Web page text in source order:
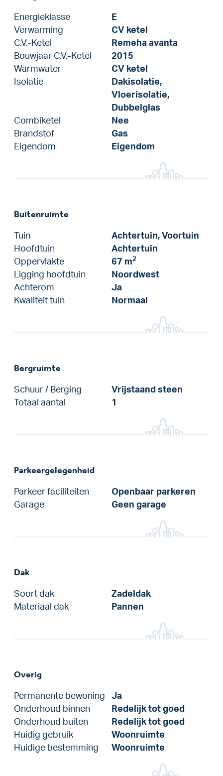
Energieklasse
E
Verwarming
CV ketel
C.V.-Ketel
Remeha avanta
Bouwjaar C.V.-Ketel
2015
Warmwater
CV ketel
Isolatie
Dakisolatie,
Vloerisolatie,
Dubbelglas
Combiketel
Nee
Brandstof
Gas
Eigendom
Eigendom
Buitenruimte
Tuin
Achtertuin, Voortuin
Hoofdtuin
Achtertuin
Oppervlakte
67 m2
Ligging hoofdtuin
Noordwest
Achterom
Ja
Kwaliteit tuin
Normaal
Bergruimte
Schuur / Berging
Vrijstaand steen
Totaal aantal
1
Parkeergelegenheid
Parkeer faciliteiten
Openbaar parkeren
Garage
Geen garage
Dak
Soort dak
Zadeldak
Materiaal dak
Pannen
Overig
Permanente bewoning
Ja
Onderhoud binnen
Redelijk tot goed
Onderhoud buiten
Redelijk tot goed
Huidig gebruik
Woonruimte
Huidige bestemming
Woonruimte